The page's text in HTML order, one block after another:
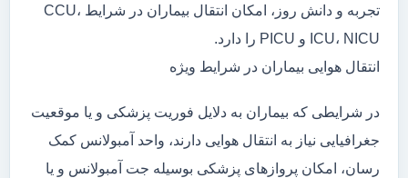
تجربه و دانش روز، امکان انتقال بیماران در شرایط CCU،
ICU، NICU و PICU را دارد.
انتقال هوایی بیماران در شرایط ویژه
در شرایطی که بیماران به دلایل فوریت پزشکی و یا موقعیت
جغرافیایی نیاز به انتقال هوایی دارند، واحد آمبولانس کمک
رسان، امکان پروازهای پزشکی بوسیله جت آمبولانس و یا